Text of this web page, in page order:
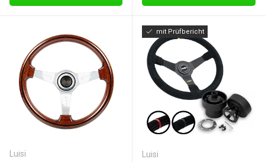
Luisi
mit Prüfbericht
Luisi